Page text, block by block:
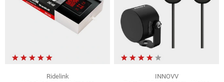
Ridelink
INNOVV